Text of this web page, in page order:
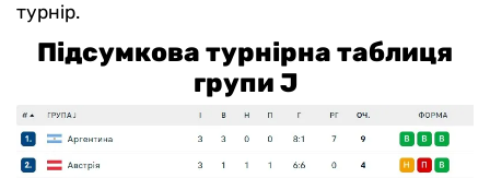
турнір.
Підсумкова турнірна таблиця
групи J